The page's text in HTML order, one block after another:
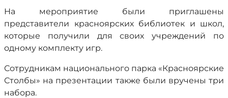
На мероприятие были приглашены
представители красноярских библиотек и школ,
которые получили для своих учреждений по
одному комплекту игр.
Сотрудникам национального парка «Красноярские
Столбы» на презентации также были вручены три
набора.